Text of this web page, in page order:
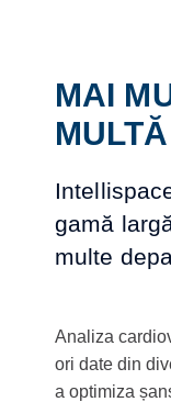
MAI
gamă
multe
Analiza
ori date din
a optimiza